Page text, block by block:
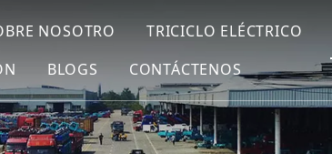
NOSOTRO TRICICLO ELÉCTRICO
BLOGS CONTÁCTENOS